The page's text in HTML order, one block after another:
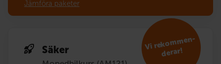
Jämföra paketer
Säker V
i reko
m
men­
derar!